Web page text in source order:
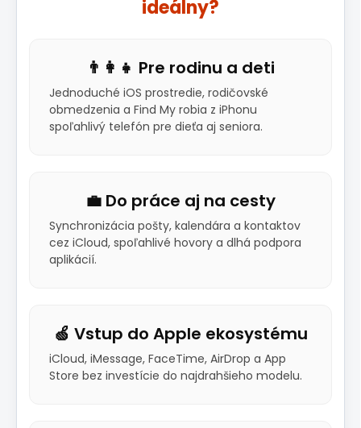
ideálny?
👨‍👩‍👧 Pre rodinu a deti
Jednoduché iOS prostredie, rodičovské
obmedzenia a Find My robia z iPhonu
spoľahlivý telefón pre dieťa aj seniora.
💼 Do práce aj na cesty
Synchronizácia pošty, kalendára a kontaktov
cez iCloud, spoľahlivé hovory a dlhá podpora
aplikácií.
🍏 Vstup do Apple ekosystému
iCloud, iMessage, FaceTime, AirDrop a App
Store bez investície do najdrahšieho modelu.